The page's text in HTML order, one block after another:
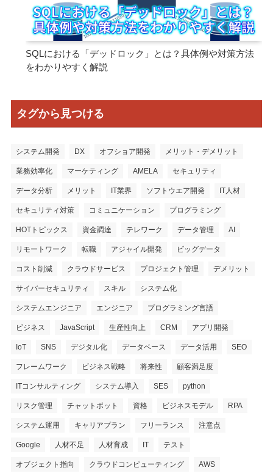
SQLにおける「デッドロック」とは？具体例や対策方法
をわかりやすく解説
タグから見つける
システム開発 DX オフショア開発 メリット・デメリット
業務効率化 マーケティング AMELA セキュリティ
データ分析 メリット IT業界 ソフトウエア開発 IT人材
セキュリティ対策 コミュニケーション プログラミング
HOTトピックス 資金調達 テレワーク データ管理 AI
リモートワーク 転職 アジャイル開発 ビッグデータ
コスト削減 クラウドサービス プロジェクト管理 デメリット
サイバーセキュリティ スキル システム化
システムエンジニア エンジニア プログラミング言語
ビジネス JavaScript 生産性向上 CRM アプリ開発
IoT SNS デジタル化 データベース データ活用 SEO
フレームワーク ビジネス戦略 将来性 顧客満足度
ITコンサルティング システム導入 SES python
リスク管理 チャットボット 資格 ビジネスモデル RPA
システム運用 キャリアプラン フリーランス 注意点
Google 人材不足 人材育成 IT テスト
オブジェクト指向 クラウドコンピューティング AWS